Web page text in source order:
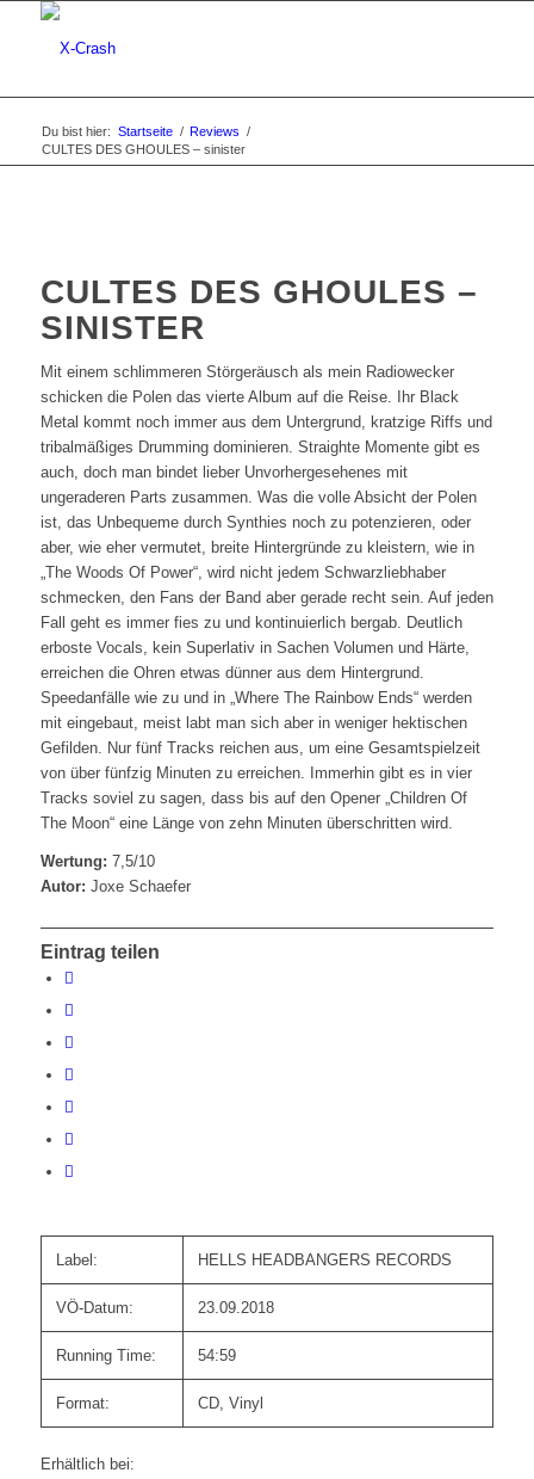
Du bist hier: Startseite / Reviews /
CULTES DES GHOULES – sinister
CULTES DES GHOULES –
SINISTER
Mit einem schlimmeren Störgeräusch als mein Radiowecker
schicken die Polen das vierte Album auf die Reise. Ihr Black
Metal kommt noch immer aus dem Untergrund, kratzige Riffs und
tribalmäßiges Drumming dominieren. Straighte Momente gibt es
auch, doch man bindet lieber Unvorhergesehenes mit
ungeraderen Parts zusammen. Was die volle Absicht der Polen
ist, das Unbequeme durch Synthies noch zu potenzieren, oder
aber, wie eher vermutet, breite Hintergründe zu kleistern, wie in
„The Woods Of Power“, wird nicht jedem Schwarzliebhaber
schmecken, den Fans der Band aber gerade recht sein. Auf jeden
Fall geht es immer fies zu und kontinuierlich bergab. Deutlich
erboste Vocals, kein Superlativ in Sachen Volumen und Härte,
erreichen die Ohren etwas dünner aus dem Hintergrund.
Speedanfälle wie zu und in „Where The Rainbow Ends“ werden
mit eingebaut, meist labt man sich aber in weniger hektischen
Gefilden. Nur fünf Tracks reichen aus, um eine Gesamtspielzeit
von über fünfzig Minuten zu erreichen. Immerhin gibt es in vier
Tracks soviel zu sagen, dass bis auf den Opener „Children Of
The Moon“ eine Länge von zehn Minuten überschritten wird.
Wertung: 7,5/10
Autor: Joxe Schaefer
Eintrag teilen
Label: HELLS HEADBANGERS RECORDS
VÖ-Datum: 23.09.2018
Running Time: 54:59
Format: CD, Vinyl
Erhältlich bei: